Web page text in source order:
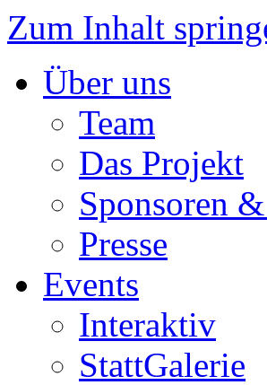
Zum Inhalt
Über uns
Team
Das Projekt
Sponsoren
Presse
Events
Interaktiv
StattGalerie